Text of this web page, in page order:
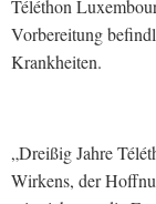
Téléthon
Vorbereitung
Krankheiten.
„Dreißig Jahre
Wirkens, der